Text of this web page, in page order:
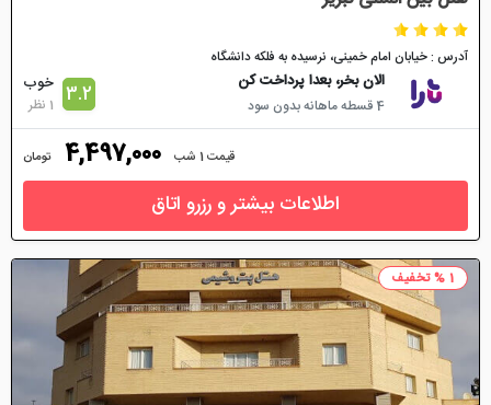
آدرس : خیابان امام خمینی، نرسیده به فلکه دانشگاه
الان بخر، بعدا پرداخت کن
4 قسطه ماهانه بدون سود 3.2 خوب
1 نظر
قیمت 1 شب 4,497,000 تومان
اطلاعات بیشتر و رزرو اتاق
1 % تخفیف